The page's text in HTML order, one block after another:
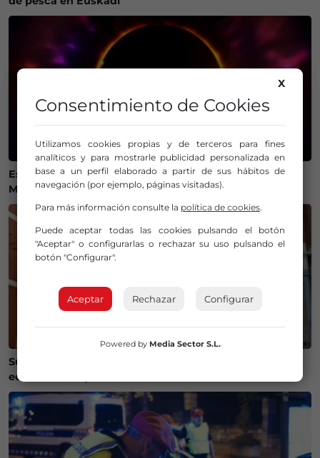
Estos son los mejores lugares de Bizkaia y Las
Merindades para ver el eclipse del 12 de agosto
Susto en Bilbao La Vieja: ocho personas atendidas y un
edificio desalojado tras un incendio
X
Consentimiento de Cookies
Utilizamos cookies propias y de terceros para fines
analíticos y para mostrarle publicidad personalizada en
base a un perfil elaborado a partir de sus hábitos de
navegación (por ejemplo, páginas visitadas).
Para más información consulte la política de cookies.
Puede aceptar todas las cookies pulsando el botón
"Aceptar" o configurarlas o rechazar su uso pulsando el
botón "Configurar".
Aceptar Rechazar Configurar
Powered by Media Sector S.L.